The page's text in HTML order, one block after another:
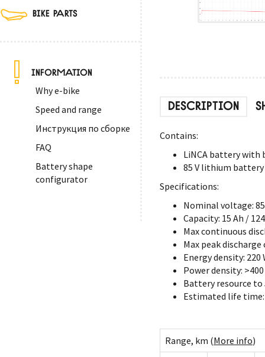
BIKE PARTS
INFORMATION
Why e-bike
Speed and range
Инструкция по сборке
FAQ
Battery shape
configurator
DESCRIPTION
Contains:
LiNCA battery with
85 V lithium
Specifications:
Nominal voltage:
Capacity: 15 Ah /
Max continuous
Max peak
Energy density: 220
Power density:
Battery resource to
Estimated life time:
Range, km (More info)